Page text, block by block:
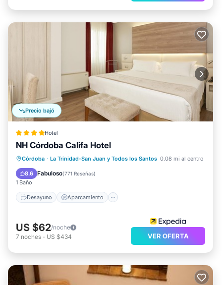
Precio bajó
Hotel
NH Córdoba Califa Hotel
Córdoba · La Trinidad-San Juan y Todos los Santos 0.08 mi al centro
8.6 Fabuloso(771 Reseñas)
1 Baño
Desayuno Aparcamiento
Desayuno
Aparcamiento
Balcón/Terraza
US $62/noche
7 noches - US $434 VER OFERTA